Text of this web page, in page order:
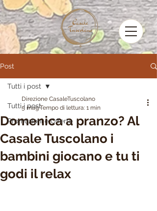
Post
Tutti i post
Promozioni e Offerte
Tutti i post
Domenica a pranzo? Al
Casale Tuscolano i
bambini giocano e tu ti
godi il relax
Direzione CasaleTuscolano
5 magTempo di lettura: 1 min